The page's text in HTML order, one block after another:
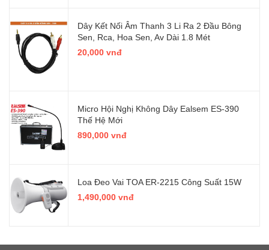
Dây Kết Nối Âm Thanh 3 Li Ra 2 Đầu Bông
Sen, Rca, Hoa Sen, Av Dài 1.8 Mét
20,000 vnđ
Micro Hội Nghị Không Dây Ealsem ES-390
Thế Hệ Mới
890,000 vnđ
Loa Đeo Vai TOA ER-2215 Công Suất 15W
1,490,000 vnđ